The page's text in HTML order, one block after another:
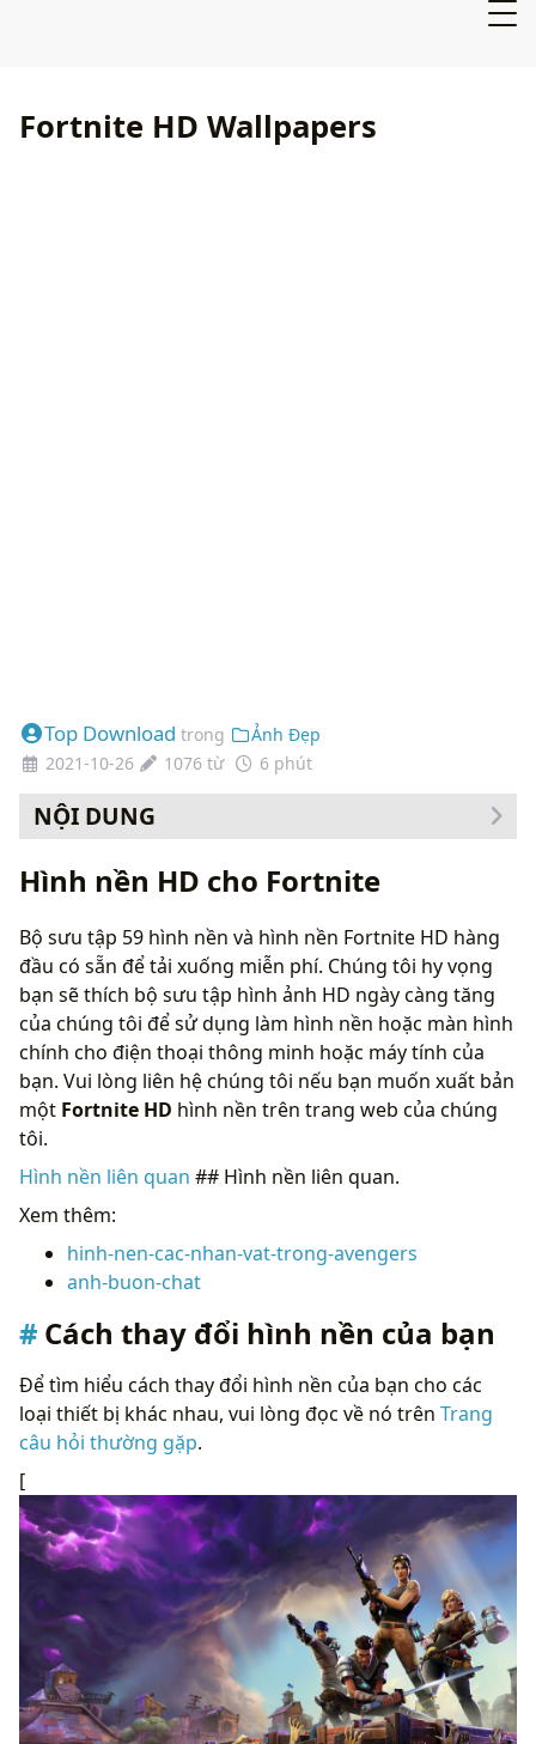
Fortnite HD Wallpapers
Top Download trong
Ảnh Đẹp
2021-10-26
1076 từ 6 phút
NỘI DUNG
Hình nền HD cho Fortnite
Bộ sưu tập 59 hình nền và hình nền Fortnite HD hàng
đầu có sẵn để tải xuống miễn phí. Chúng tôi hy vọng
bạn sẽ thích bộ sưu tập hình ảnh HD ngày càng tăng
của chúng tôi để sử dụng làm hình nền hoặc màn hình
chính cho điện thoại thông minh hoặc máy tính của
bạn. Vui lòng liên hệ chúng tôi nếu bạn muốn xuất bản
một Fortnite HD hình nền trên trang web của chúng
tôi.
Hình nền liên quan ## Hình nền liên quan.
Xem thêm:
hinh-nen-cac-nhan-vat-trong-avengers
anh-buon-chat
Cách thay đổi hình nền của bạn
Để tìm hiểu cách thay đổi hình nền của bạn cho các
loại thiết bị khác nhau, vui lòng đọc về nó trên Trang
câu hỏi thường gặp.
[